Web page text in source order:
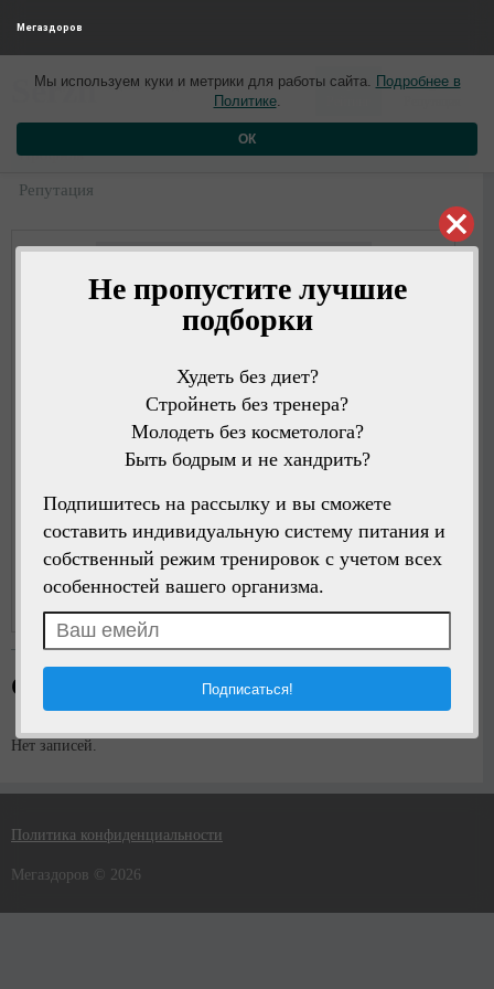
Не пропустите лучшие
подборки
Худеть без диет?
Стройнеть без тренера?
Молодеть без косметолога?
Быть бодрым и не хандрить?
Подпишитесь на рассылку и вы сможете
составить индивидуальную систему питания и
собственный режим тренировок с учетом всех
особенностей вашего организма.
Мегаздоров
Мы используем куки и метрики для работы сайта. Подробнее в
Политике.
ОК
Serzh1 день назад 0
0
Профиль
Репутация
Написать сообщение
Стена пользователя
Нет записей.
Политика конфиденциальности
Мегаздоров © 2026